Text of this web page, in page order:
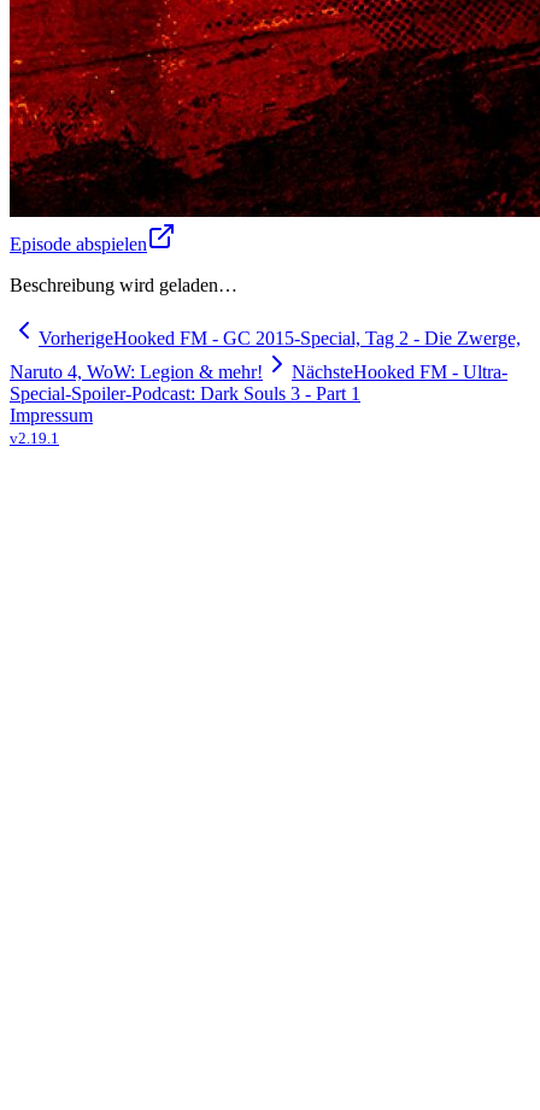
Episode abspielen
Beschreibung wird geladen…
VorherigeHooked FM - GC 2015-Special, Tag 2 - Die Zwerge,
Naruto 4, WoW: Legion & mehr!
NächsteHooked FM - Ultra-
Special-Spoiler-Podcast: Dark Souls 3 - Part 1
Impressum
v2.19.1